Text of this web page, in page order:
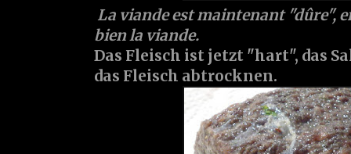
La viande est maintenant "dûre",
bien la viande.
Das Fleisch ist jetzt "hart", das
das Fleisch abtrocknen.